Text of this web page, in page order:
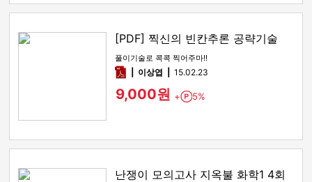
[PDF] 찍신의 빈칸추론 공략기술
풀이기술로 콕콕 찍어주마!!
pdf이상엽 15.02.23
9,000원 + Point
5%
난쟁이 모의고사 지옥불 화학1 4회